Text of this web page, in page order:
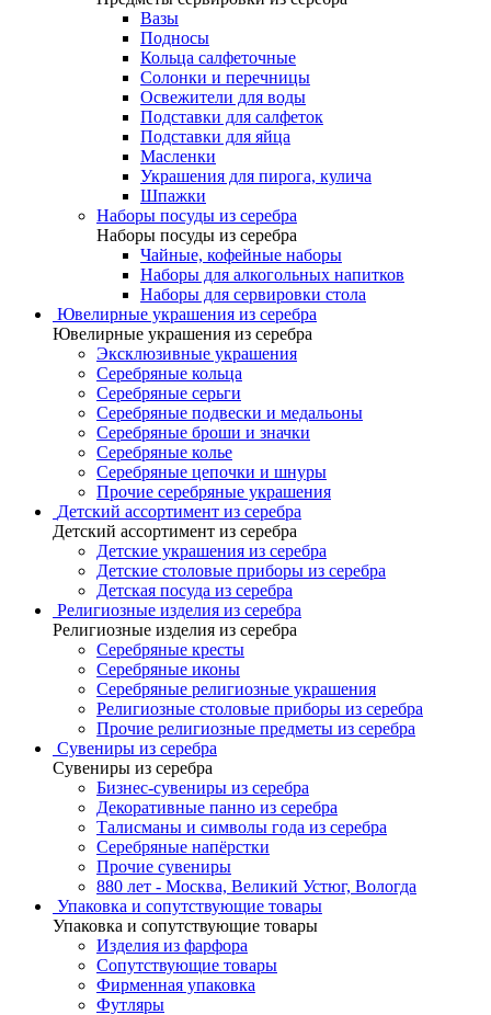
Вазы
Подносы
Кольца салфеточные
Солонки и перечницы
Освежители для воды
Подставки для салфеток
Подставки для яйца
Масленки
Украшения для пирога, кулича
Шпажки
Наборы посуды из серебра
Наборы посуды из серебра
Чайные, кофейные наборы
Наборы для алкогольных напитков
Наборы для сервировки стола
Ювелирные украшения из серебра
Ювелирные украшения из серебра
Эксклюзивные украшения
Серебряные кольца
Серебряные серьги
Серебряные подвески и медальоны
Серебряные броши и значки
Серебряные колье
Серебряные цепочки и шнуры
Прочие серебряные украшения
Детский ассортимент из серебра
Детский ассортимент из серебра
Детские украшения из серебра
Детские столовые приборы из серебра
Детская посуда из серебра
Религиозные изделия из серебра
Религиозные изделия из серебра
Серебряные кресты
Серебряные иконы
Серебряные религиозные украшения
Религиозные столовые приборы из серебра
Прочие религиозные предметы из серебра
Сувениры из серебра
Сувениры из серебра
Бизнес-сувениры из серебра
Декоративные панно из серебра
Талисманы и символы года из серебра
Серебряные напёрстки
Прочие сувениры
880 лет - Москва, Великий Устюг, Вологда
Упаковка и сопутствующие товары
Упаковка и сопутствующие товары
Изделия из фарфора
Сопутствующие товары
Фирменная упаковка
Футляры